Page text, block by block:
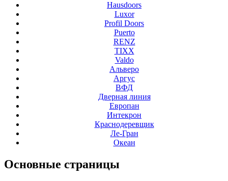
Hausdoors
Luxor
Profil Doors
Puerto
RENZ
TIXX
Valdo
Альверо
Аргус
ВФД
Дверная линия
Европан
Интекрон
Краснодеревщик
Ле-Гран
Океан
Основные страницы